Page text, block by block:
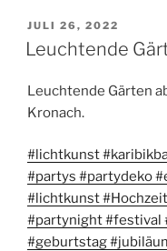
VERÖFFENTLICHT
AM
JULI 26, 2022
Leuchtende
Leuchtende Gärten
Kronach.
#lichtkunst
#partys #partydeko
#lichtkunst#Hochzeit
#partynight#festival
#geburtstag